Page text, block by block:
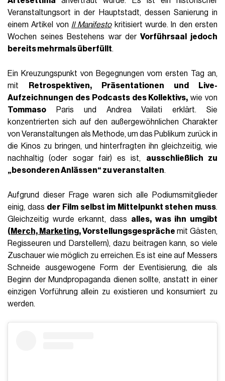
Veranstaltungsort in der Hauptstadt, dessen Sanierung in
einem Artikel von Il Manifestokritisiert wurde. In den ersten
Wochen seines Bestehens war derVorführsaal jedoch
bereits mehrmals überfüllt.
Ein Kreuzungspunkt von Begegnungen vom ersten Tag an,
mit
Retrospektiven, Präsentationen und Live-
Aufzeichnungen des Podcasts des Kollektivs, wie von
Tommaso Paris und Andrea Vailati erklärt. Sie
konzentrierten sich auf den außergewöhnlichen Charakter
von Veranstaltungen als Methode, um das Publikum zurück in
die Kinos zu bringen, und hinterfragten ihn gleichzeitig, wie
nachhaltig (oder sogar fair) es ist, ausschließlich zu
„besonderen Anlässen“ zu veranstalten.
Aufgrund dieser Frage waren sich alle Podiumsmitglieder
einig, dass der Film selbst im Mittelpunkt stehen muss.
Gleichzeitig wurde erkannt, dass alles, was ihn umgibt
( Merch, Marketing, Vorstellungsgespräche mit Gästen,
Regisseuren und Darstellern), dazu beitragen kann, so viele
Zuschauer wie möglich zu erreichen. Es ist eine auf Messers
Schneide ausgewogene Form der Eventisierung, die als
Beginn der Mundpropaganda dienen sollte, anstatt in einer
einzigen Vorführung allein zu existieren und konsumiert zu
werden.